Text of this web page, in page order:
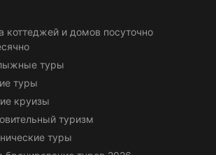
коттеджей и домов посуточно
туры
туры
круизы
туризм
туры